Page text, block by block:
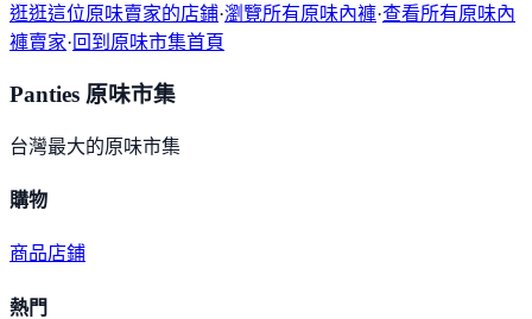
逛逛這位原味賣家的店鋪·瀏覽所有原味內褲·查看所有原味內
褲賣家·回到原味市集首頁
Panties 原味市集
台灣最大的原味市集
購物
商品店鋪
熱門